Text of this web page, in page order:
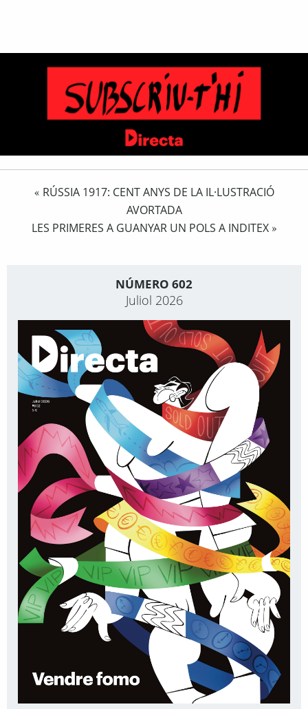
« RÚSSIA 1917: CENT ANYS DE LA IL·LUSTRACIÓ
AVORTADA
LES PRIMERES A GUANYAR UN POLS A INDITEX»
NÚMERO 602
Juliol 2026